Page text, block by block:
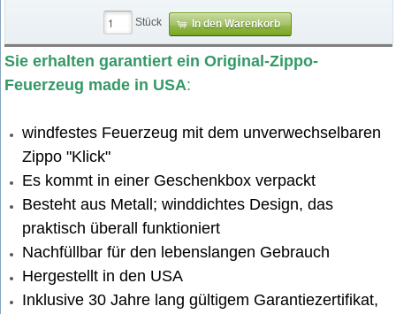
2005395-2.jpg
Stück In den Warenkorb
Sie erhalten garantiert ein Original-Zippo-
Feuerzeug made in USA:
windfestes Feuerzeug mit dem unverwechselbaren
Zippo "Klick"
Es kommt in einer Geschenkbox verpackt
Besteht aus Metall; winddichtes Design, das
praktisch überall funktioniert
Nachfüllbar für den lebenslangen Gebrauch
Hergestellt in den USA
Inklusive 30 Jahre lang gültigem Garantiezertifikat,